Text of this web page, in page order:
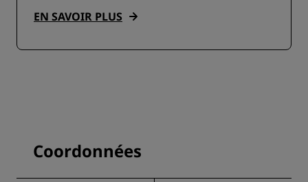
EN SAVOIR PLUS
Coordonnées